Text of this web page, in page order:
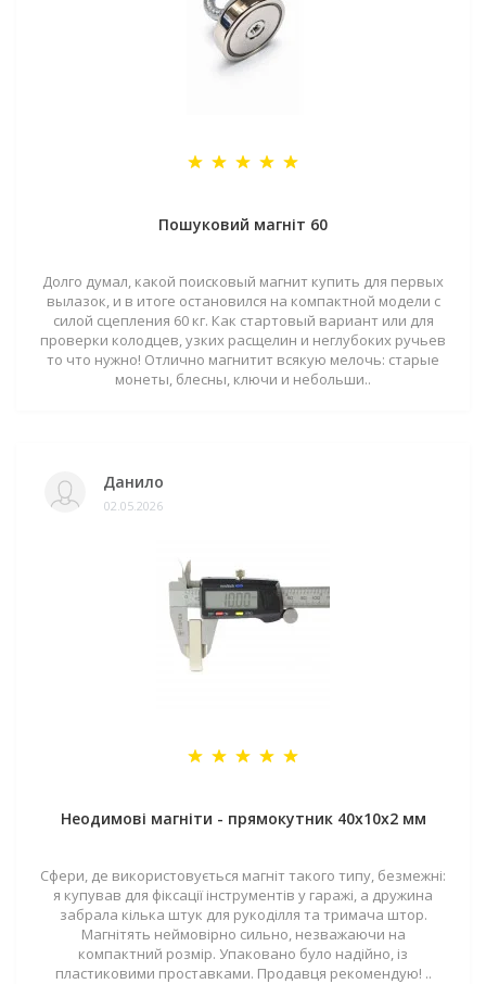
Пошуковий магніт 60
Долго думал, какой поисковый магнит купить для первых
вылазок, и в итоге остановился на компактной модели с
силой сцепления 60 кг. Как стартовый вариант или для
проверки колодцев, узких расщелин и неглубоких ручьев
то что нужно! Отлично магнитит всякую мелочь: старые
монеты, блесны, ключи и небольши..
Данило
02.05.2026
Неодимові магніти - прямокутник 40x10x2 мм
Сфери, де використовується магніт такого типу, безмежні:
я купував для фіксації інструментів у гаражі, а дружина
забрала кілька штук для рукоділля та тримача штор.
Магнітять неймовірно сильно, незважаючи на
компактний розмір. Упаковано було надійно, із
пластиковими проставками. Продавця рекомендую! ..